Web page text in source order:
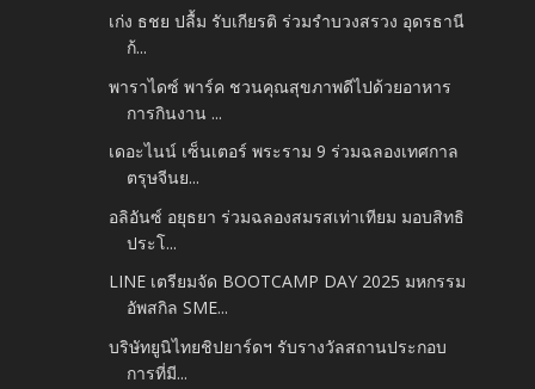
เก่ง ธชย ปลื้ม รับเกียรติ ร่วมรำบวงสรวง อุดรธานี
ก้...
พาราไดซ์ พาร์ค ชวนคุณสุขภาพดีไปด้วยอาหาร
การกินงาน ...
เดอะไนน์ เซ็นเตอร์ พระราม 9 ร่วมฉลองเทศกาล
ตรุษจีนย...
อลิอันซ์ อยุธยา ร่วมฉลองสมรสเท่าเทียม มอบสิทธิ
ประโ...
LINE เตรียมจัด BOOTCAMP DAY 2025 มหกรรม
อัพสกิล SME...
บริษัทยูนิไทยชิปยาร์ดฯ รับรางวัลสถานประกอบ
การที่มี...